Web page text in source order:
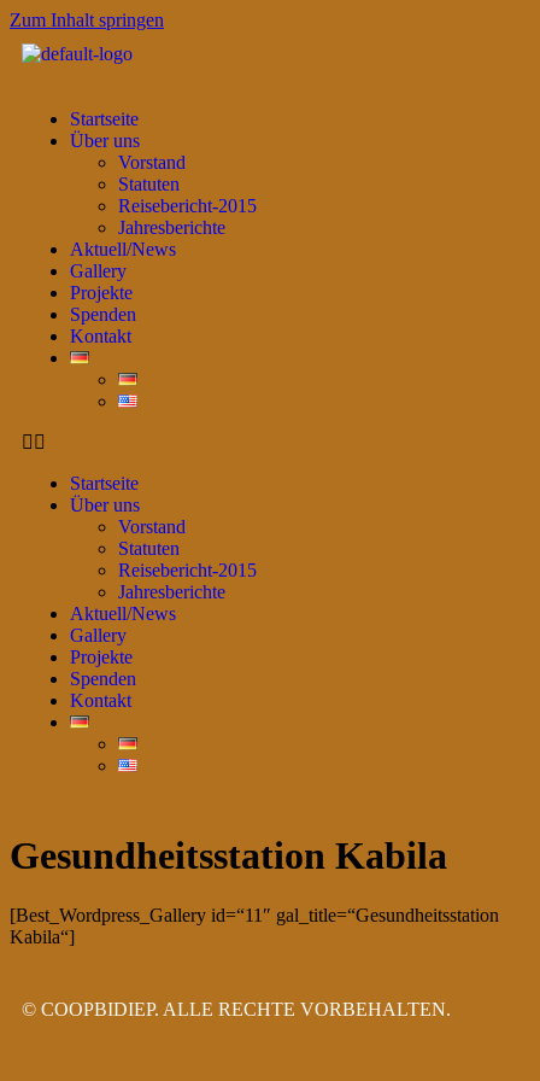
Zum Inhalt springen
Startseite
Über uns
Vorstand
Statuten
Reisebericht-2015
Jahresberichte
Aktuell/News
Gallery
Projekte
Spenden
Kontakt
Startseite
Über uns
Vorstand
Statuten
Reisebericht-2015
Jahresberichte
Aktuell/News
Gallery
Projekte
Spenden
Kontakt
Gesundheitsstation Kabila
[Best_Wordpress_Gallery id=“11″ gal_title=“Gesundheitsstation
Kabila“]
© COOPBIDIEP. ALLE RECHTE VORBEHALTEN.